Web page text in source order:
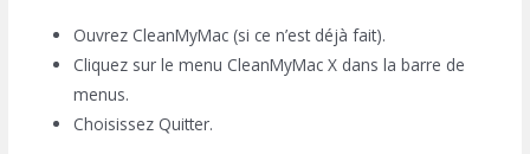
Ouvrez CleanMyMac (si ce n’est déjà fait).
Cliquez sur le menu CleanMyMac X dans la barre de
menus.
Choisissez Quitter.